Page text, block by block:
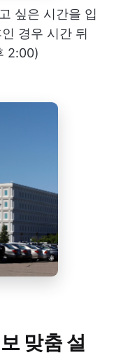
싶은 시간을 입
경우 시간 뒤
2:00)
맞춤 설